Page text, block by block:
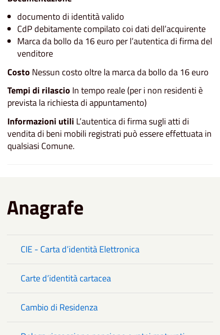
documento di identità valido
CdP debitamente compilato coi dati dell’acquirente
Marca da bollo da 16 euro per l’autentica di firma del
venditore
Costo Nessun costo oltre la marca da bollo da 16 euro
Tempi di rilascio In tempo reale (per i non residenti è
prevista la richiesta di appuntamento)
Informazioni utili L’autentica di firma sugli atti di
vendita di beni mobili registrati può essere effettuata in
qualsiasi Comune.
Anagrafe
CIE - Carta d’identità Elettronica
Carte d’identità cartacea
Cambio di Residenza